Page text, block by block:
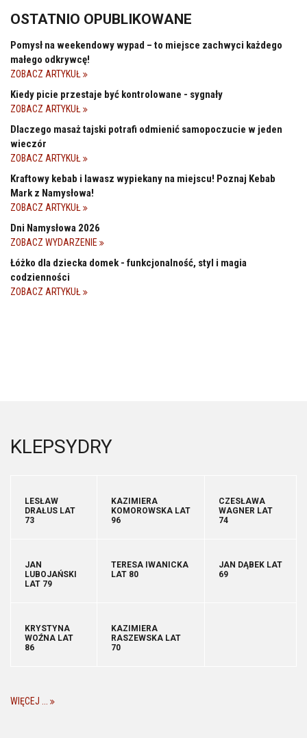
OSTATNIO OPUBLIKOWANE
Pomysł na weekendowy wypad – to miejsce zachwyci każdego
małego odkrywcę!
ZOBACZ ARTYKUŁ
Kiedy picie przestaje być kontrolowane - sygnały
ZOBACZ ARTYKUŁ
Dlaczego masaż tajski potrafi odmienić samopoczucie w jeden
wieczór
ZOBACZ ARTYKUŁ
Kraftowy kebab i lawasz wypiekany na miejscu! Poznaj Kebab
Mark z Namysłowa!
ZOBACZ ARTYKUŁ
Dni Namysłowa 2026
ZOBACZ WYDARZENIE
Łóżko dla dziecka domek - funkcjonalność, styl i magia
codzienności
ZOBACZ ARTYKUŁ
KLEPSYDRY
LESŁAW
DRAŁUS LAT
73
KAZIMIERA
KOMOROWSKA LAT
96
CZESŁAWA
WAGNER LAT
74
JAN
LUBOJAŃSKI
LAT 79
TERESA IWANICKA
LAT 80
JAN DĄBEK LAT
69
KRYSTYNA
WOŹNA LAT
86
KAZIMIERA
RASZEWSKA LAT
70
WIĘCEJ ...